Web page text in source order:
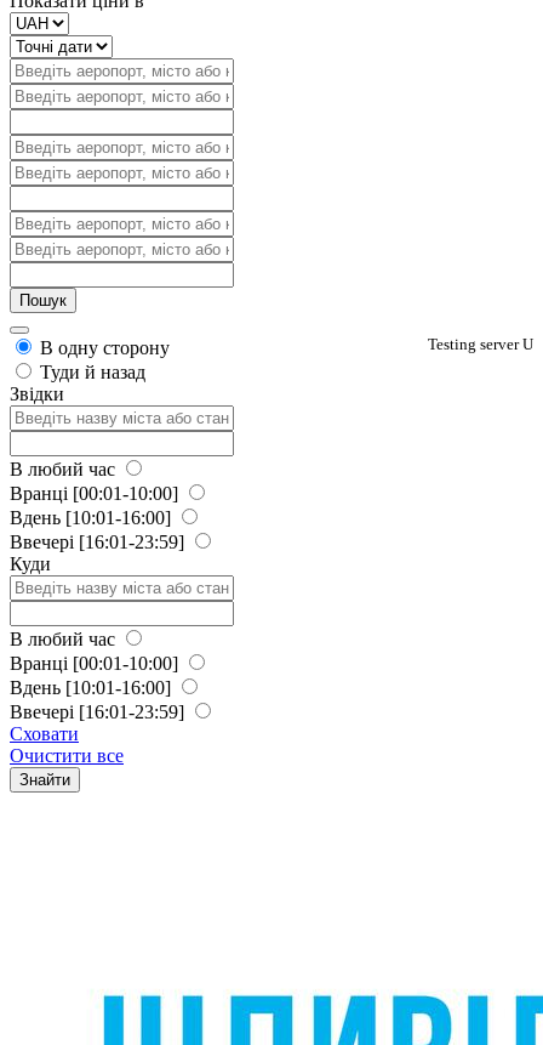
Testing server U
В одну сторону
Туди й назад
Звідки
В любий час
Вранці [00:01-10:00]
Вдень [10:01-16:00]
Ввечері [16:01-23:59]
Куди
В любий час
Вранці [00:01-10:00]
Вдень [10:01-16:00]
Ввечері [16:01-23:59]
Сховати
Очистити все
Знайти